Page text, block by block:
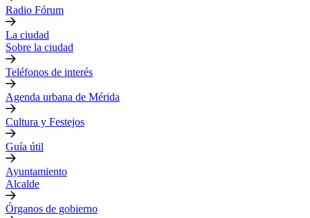
Radio Fórum
La ciudad
Sobre la ciudad
Teléfonos de interés
Agenda urbana de Mérida
Cultura y Festejos
Guía útil
Ayuntamiento
Alcalde
Órganos de gobierno